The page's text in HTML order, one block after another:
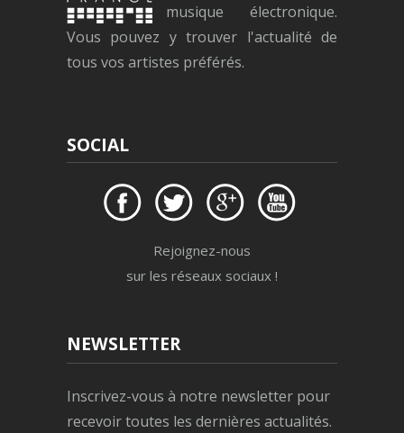
musique électronique.
Vous pouvez y trouver l'actualité de
tous vos artistes préférés.
SOCIAL
Rejoignez-nous
sur les réseaux sociaux !
NEWSLETTER
Inscrivez-vous à notre newsletter pour
recevoir toutes les dernières actualités.